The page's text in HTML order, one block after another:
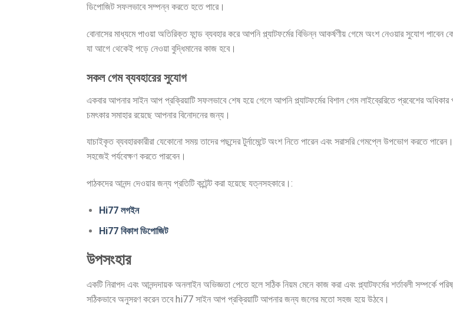
ডিপোজিট সফলভাবে সম্পন্ন করতে হতে পারে।
বোনাসের মাধ্যমে পাওয়া অতিরিক্ত ফান্ড ব্যবহার করে আপনি প্ল্যাটফর্মের বিভিন্ন আকর্ষণীয় গেমে অংশ নেওয়ার সুযোগ পাবেন
যা আগে থেকেই পড়ে নেওয়া বুদ্ধিমানের কাজ হবে।
সকল গেম ব্যবহারের সুযোগ
একবার আপনার সাইন আপ প্রক্রিয়াটি সফলভাবে শেষ হয়ে গেলে আপনি প্ল্যাটফর্মের বিশাল গেম লাইব্রেরিতে প্রবেশের
চমৎকার সমাহার রয়েছে আপনার বিনোদনের জন্য।
যাচাইকৃত ব্যবহারকারীরা যেকোনো সময় তাদের পছন্দের টুর্নামেন্টে অংশ নিতে পারেন এবং সরাসরি গেমপ্লে উপভোগ করতে
সহজেই পর্যবেক্ষণ করতে পারবেন।
পাঠকদের আনন্দ দেওয়ার জন্য প্রতিটি কন্টেন্ট করা হয়েছে যত্নসহকারে।:
Hi77 লগইন
Hi77 বিকাশ ডিপোজিট
উপসংহার
একটি নিরাপদ এবং আনন্দদায়ক অনলাইন অভিজ্ঞতা পেতে হলে সঠিক নিয়ম মেনে কাজ করা এবং প্ল্যাটফর্মের শর্তাবলী সম্পর্কে
সঠিকভাবে অনুসরণ করেন তবে hi77 সাইন আপ প্রক্রিয়াটি আপনার জন্য জলের মতো সহজ হয়ে উঠবে।